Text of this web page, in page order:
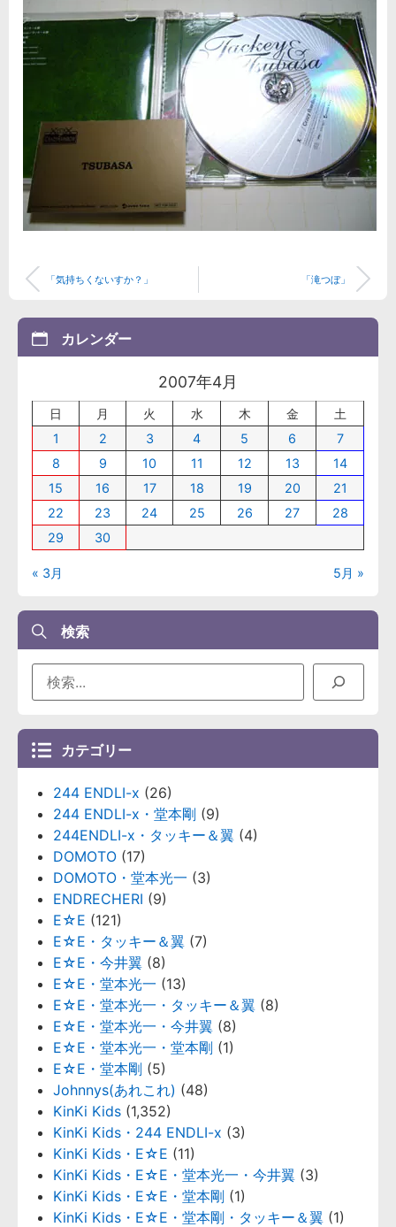
「気持ちくないすか？」 「滝つぼ」
カレンダー
2007年4月
日 月 火 水 木 金
土
1
2 3 4 5 6
7
8
9 10 11 12 13
14
15
16 17 18 19 20
21
22
23 24 25 26 27
28
29
30
« 3月 5月 »
検索
カテゴリー
244 ENDLI-x (26)
244 ENDLI-x・堂本剛 (9)
244ENDLI-x・タッキー＆翼 (4)
DOMOTO (17)
DOMOTO・堂本光一 (3)
ENDRECHERI (9)
E☆E (121)
E☆E・タッキー＆翼 (7)
E☆E・今井翼 (8)
E☆E・堂本光一 (13)
E☆E・堂本光一・タッキー＆翼 (8)
E☆E・堂本光一・今井翼 (8)
E☆E・堂本光一・堂本剛 (1)
E☆E・堂本剛 (5)
Johnnys(あれこれ) (48)
KinKi Kids (1,352)
KinKi Kids・244 ENDLI-x (3)
KinKi Kids・E☆E (11)
KinKi Kids・E☆E・堂本光一・今井翼 (3)
KinKi Kids・E☆E・堂本剛 (1)
KinKi Kids・E☆E・堂本剛・タッキー＆翼 (1)